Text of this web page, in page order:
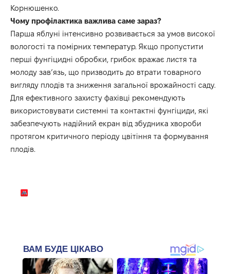
Корнюшенко.
Чому профілактика важлива саме зараз?
Парша яблуні інтенсивно розвивається за умов високої
вологості та помірних температур. Якщо пропустити
перші фунгіцидні обробки, грибок вражає листя та
молоду зав’язь, що призводить до втрати товарного
вигляду плодів та зниження загальної врожайності саду.
Для ефективного захисту фахівці рекомендують
використовувати системні та контактні фунгіциди, які
забезпечують надійний екран від збудника хвороби
протягом критичного періоду цвітіння та формування
плодів.